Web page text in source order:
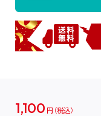
1,100 円